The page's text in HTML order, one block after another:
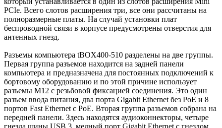
PCIe. Всего слотов расширения три, все они раcсчитаны на
полноразмерные платы. На случай установки плат
беспроводной связи в корпусе предусмотрены отверстия для
антенных гнезд.
Разъемы компьютера tBOX400-510 разделены на две группы.
Первая группа разъемов находится на задней панели
компьютера и предназначена для постоянных подключений к
бортовому оборудованию и по этой причине использует
разъемы M12 с резьбовой фиксацией соединения. Это один
разъем ввода питания, два порта Gigabit Ethernet без PoE и 8
портов Fast Ethernet с PoE. Вторая группа разъемов собрана на
передней панели. Здесь находятся аудиоконнекторы, четыре